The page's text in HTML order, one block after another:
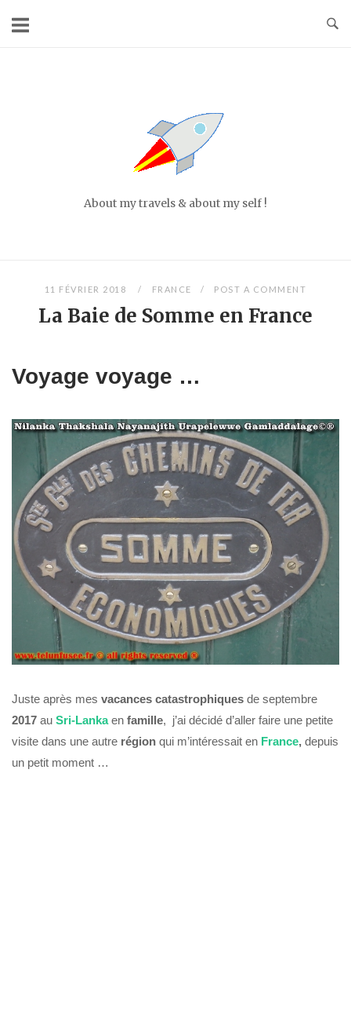
About my travels & about my self !
11 FÉVRIER 2018 FRANCE POST A COMMENT
La Baie de Somme en France
Voyage voyage …
Juste après mes vacances catastrophiques de septembre
2017 au Sri-Lankaen famille, j’ai décidé d’aller faire une petite
visite dans une autre région qui m’intéressait en France, depuis
un petit moment …